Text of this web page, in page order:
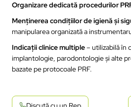
Organizare dedicată procedurilor
Menținerea condițiilor de igienă și
manipularea organizată a
Indicații clinice multiple– utilizabilă în
implantologie, parodontologie și alte
bazate pe protocoale PRF.